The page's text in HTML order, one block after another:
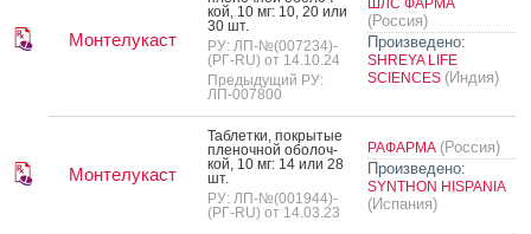
Монтелукаст
кой, 10 мг: 10, 20 или
30 шт.
РУ: ЛП-№(007234)-
(РГ-RU) от 14.10.24
Предыдущий РУ:
ЛП-007800
(Россия)
Произведено:
SHREYA LIFE
SCIENCES (Индия)
Монтелукаст
Таб­летки, пок­ры­тые
пле­ноч­ной обо­лоч­
кой, 10 мг: 14 или 28
шт.
РУ: ЛП-№(001944)-
(РГ-RU) от 14.03.23
РАФАРМА (Россия)
Произведено:
SYNTHON HISPANIA
(Испания)